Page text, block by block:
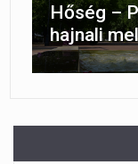
Hőség –
hajnali